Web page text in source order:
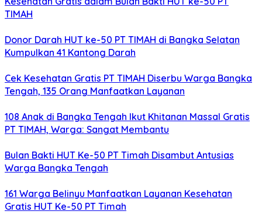
TIMAH
Donor Darah HUT ke-50 PT TIMAH di Bangka Selatan
Kumpulkan 41 Kantong Darah
Cek Kesehatan Gratis PT TIMAH Diserbu Warga Bangka
Tengah, 135 Orang Manfaatkan Layanan
108 Anak di Bangka Tengah Ikut Khitanan Massal Gratis
PT TIMAH, Warga: Sangat Membantu
Bulan Bakti HUT Ke-50 PT Timah Disambut Antusias
Warga Bangka Tengah
161 Warga Belinyu Manfaatkan Layanan Kesehatan
Gratis HUT Ke-50 PT Timah